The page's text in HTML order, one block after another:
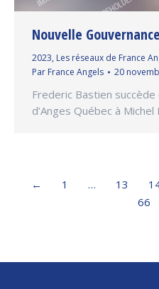
Nouvelle
2023, Les réseaux de France
Par France Angels 20
Frederic Bastien
d’Anges Québec à Michel
← 1 … 13
66